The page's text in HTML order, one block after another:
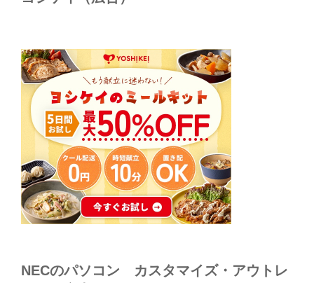
NECのパソコン カスタマイズ・アウトレ